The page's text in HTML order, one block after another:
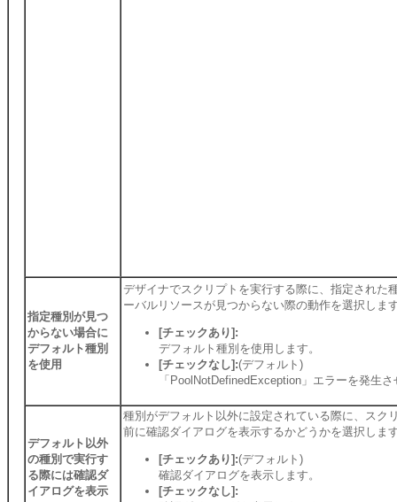
指定種別が見つ
からない場合に
デフォルト種別
を使用
デザイナでスクリプトを実行する際に、指定された
ーバルリソースが見つからない際の動作を選択しま
[チェックあり]:
デフォルト種別を使用します。
[チェックなし]:(デフォルト)
「PoolNotDefinedException」エラーを発生
デフォルト以外
の種別で実行す
る際には確認ダ
イアログを表示
種別がデフォルト以外に設定されている際に、スク
前に確認ダイアログを表示するかどうかを選択しま
[チェックあり]:(デフォルト)
確認ダイアログを表示します。
[チェックなし]: